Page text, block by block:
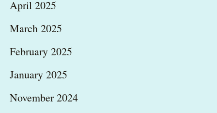
April 2025
March 2025
February 2025
January 2025
November 2024